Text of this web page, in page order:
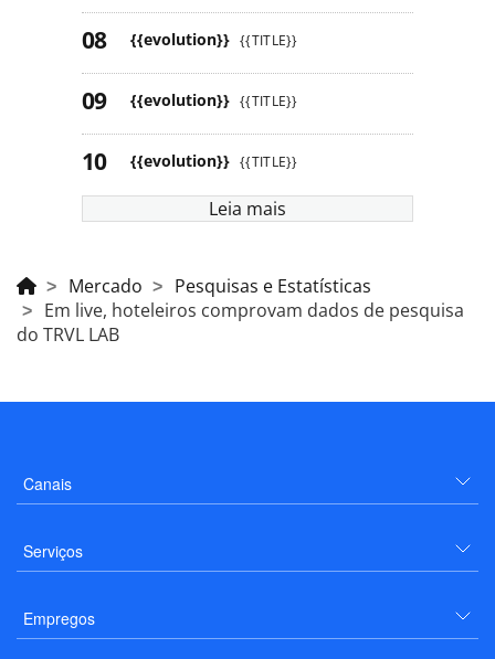
{{evolution}} {{TITLE}}
{{evolution}} {{TITLE}}
{{evolution}} {{TITLE}}
Leia mais
Mercado
Pesquisas e Estatísticas
Em live, hoteleiros comprovam dados de pesquisa
do TRVL LAB
Canais
Serviços
Empregos